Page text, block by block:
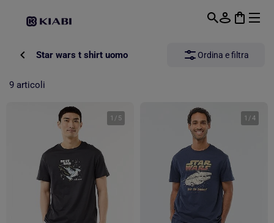
Star wars t shirt uomo Ordina e filtra
9 articoli
1 / 5 1 /4